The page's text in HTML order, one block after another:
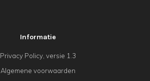
Informatie
Privacy Policy, versie 1.3
Algemene voorwaarden